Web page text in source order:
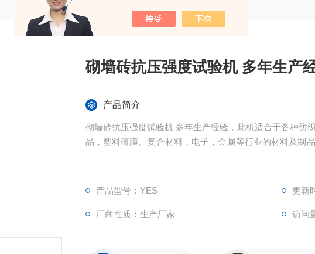
砌墙砖抗压强度试验机 多年生产
产品简介
砌墙砖抗压强度试验机 多年生产经验，此机适合于各种纺
品，塑料薄膜、复合材料，电子，金属等行业的材料及制
产品型号：YES 更新
厂商性质：生产厂家 访问